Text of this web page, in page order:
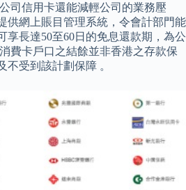
司信用卡還能減輕公司的業務壓
供網上賬目管理系統，令會計部門能
享長達50至60日的免息還款期，為公
費卡戶口之結餘並非香港之存款保
不受到該計劃保障 。